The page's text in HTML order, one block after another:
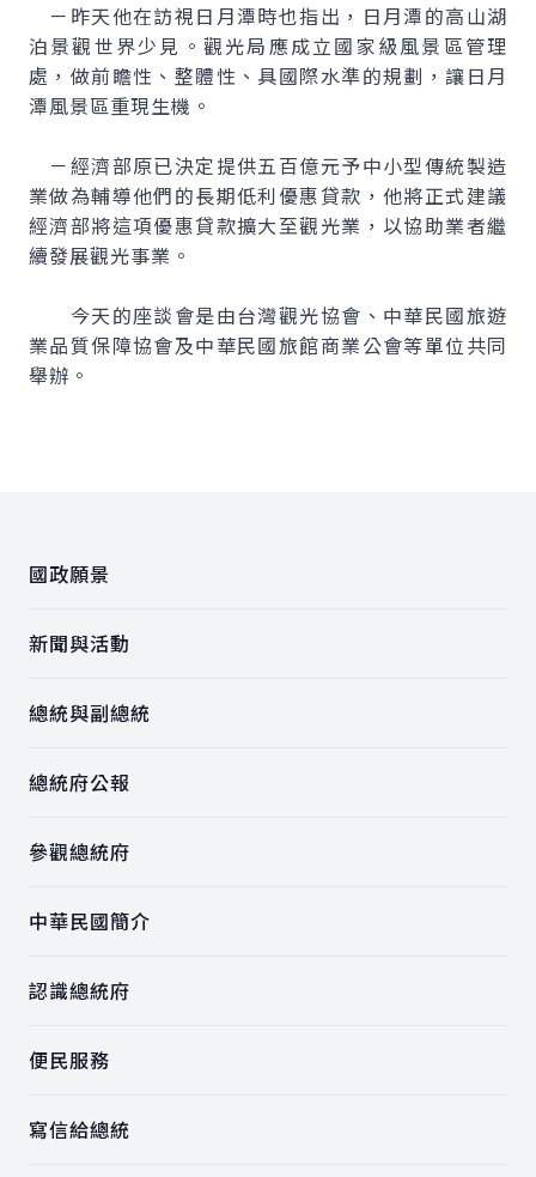
－昨天他在訪視日月潭時也指出，日月潭的高山湖
泊景觀世界少見。觀光局應成立國家級風景區管理
處，做前瞻性、整體性、具國際水準的規劃，讓日月
潭風景區重現生機。
－經濟部原已決定提供五百億元予中小型傳統製造
業做為輔導他們的長期低利優惠貸款，他將正式建議
經濟部將這項優惠貸款擴大至觀光業，以協助業者繼
續發展觀光事業。
今天的座談會是由台灣觀光協會、中華民國旅遊
業品質保障協會及中華民國旅館商業公會等單位共同
舉辦。
國政願景
新聞與活動
總統與副總統
總統府公報
參觀總統府
中華民國簡介
認識總統府
便民服務
寫信給總統